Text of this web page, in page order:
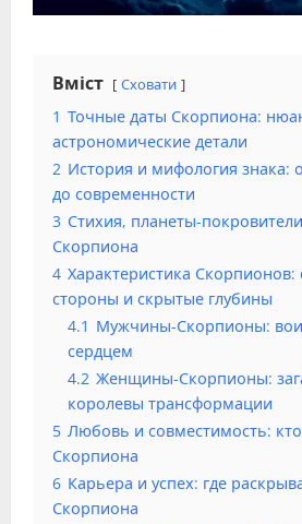
Вміст Сховати
1 Точные даты Скорпиона:
астрономические детали
2 История и мифология знака:
до современности
3 Стихия, планеты-
Скорпиона
4 Характеристика
стороны и скрытые глубины
4.1 Мужчины-Скорпионы:
сердцем
4.2 Женщины-Скорпионы:
королевы трансформации
5 Любовь и совместимость:
Скорпиона
6 Карьера и успех: где
Скорпиона